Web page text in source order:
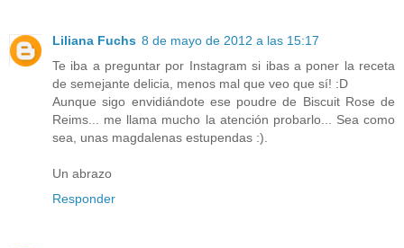
Liliana Fuchs 8 de mayo de 2012 a las 15:17
Te iba a preguntar por Instagram si ibas a poner la receta
de semejante delicia, menos mal que veo que sí! :D
Aunque sigo envidiándote ese poudre de Biscuit Rose de
Reims... me llama mucho la atención probarlo... Sea como
sea, unas magdalenas estupendas :).
Un abrazo
Responder